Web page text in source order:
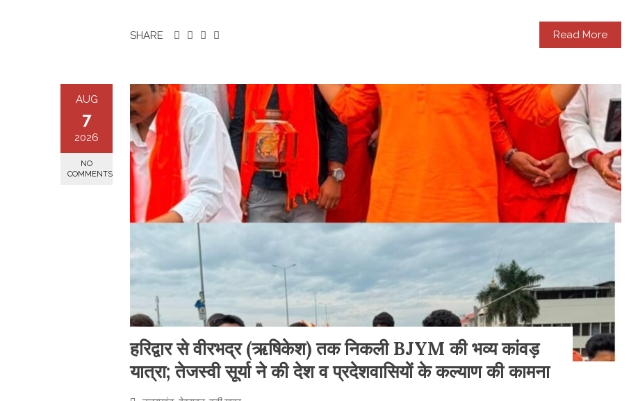
Read More
SHARE
AUG
7
2026
NO
COMMENTS
​हरिद्वार से वीरभद्र (ऋषिकेश) तक निकली BJYM की भव्य कांवड़
यात्रा; तेजस्वी सूर्या ने की देश व प्रदेशवासियों के कल्याण की कामना